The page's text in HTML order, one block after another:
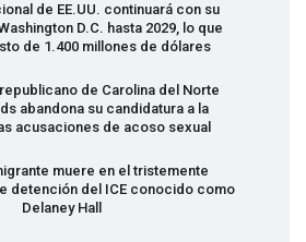
de EE.UU. continuará con su
D.C. hasta 2029, lo que
de 1.400 millones de dólares
de Carolina del Norte
abandona su candidatura a la
acusaciones de acoso sexual
muere en el tristemente
detención del ICE conocido como
Delaney Hall